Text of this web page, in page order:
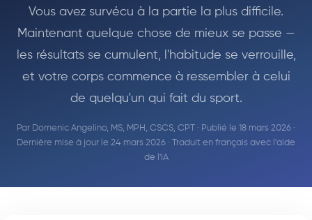
Vous avez survécu à la partie la plus difficile.
Maintenant quelque chose de mieux se passe —
les résultats se cumulent, l'habitude se verrouille,
et votre corps commence à ressembler à celui
de quelqu'un qui fait du sport.
Par Domenic Angelino, MS, MPH, CSCS, CPT · Publié le 18 mars 2026 ·
Dernière mise à jour le 24 mars 2026 · Traduit en français avec l'aide
de l'IA